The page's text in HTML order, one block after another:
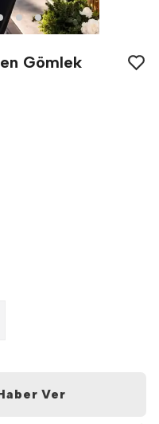
Gömlek
Ver